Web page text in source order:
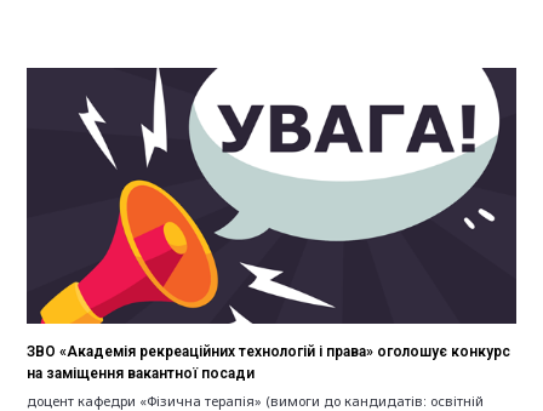
ЗВО «Академія рекреаційних технологій і права» оголошує конкурс
на заміщення вакантної посади
доцент кафедри «Фізична терапія» (вимоги до кандидатів: освітній